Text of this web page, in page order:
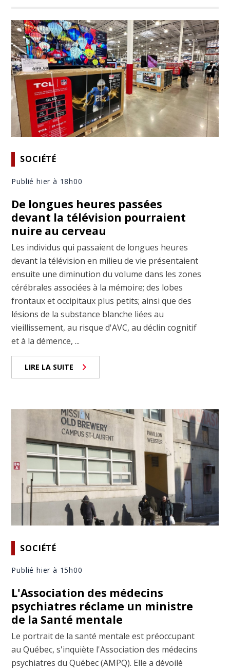
SOCIÉTÉ
Publié hier à 18h00
De longues heures passées
devant la télévision pourraient
nuire au cerveau
Les individus qui passaient de longues heures
devant la télévision en milieu de vie présentaient
ensuite une diminution du volume dans les zones
cérébrales associées à la mémoire; des lobes
frontaux et occipitaux plus petits; ainsi que des
lésions de la substance blanche liées au
vieillissement, au risque d'AVC, au déclin cognitif
et à la démence, ...
LIRE LA SUITE
SOCIÉTÉ
Publié hier à 15h00
L'Association des médecins
psychiatres réclame un ministre
de la Santé mentale
Le portrait de la santé mentale est préoccupant
au Québec, s'inquiète l'Association des médecins
psychiatres du Québec (AMPQ). Elle a dévoilé